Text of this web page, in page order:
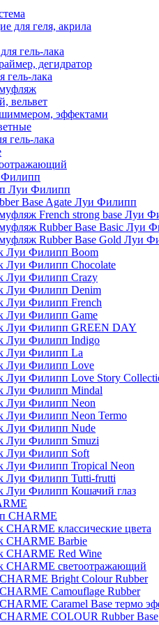
для геля, акрила
гель-лака
дегидратор
гель-лака
вельвет
эффектами
гель-лака
Филипп
Луи Филипп
Base Agate Луи Филипп
French strong base Луи
Rubber Base Basic Луи
Rubber Base Gold Луи
Луи Филипп Boom
Луи Филипп Chocolate
Луи Филипп Crazy
Луи Филипп Denim
Луи Филипп French
Луи Филипп Game
Луи Филипп GREEN DAY
Луи Филипп Indigo
Луи Филипп La
Луи Филипп Love
Луи Филипп Love Story
Луи Филипп Mindal
Луи Филипп Neon
Луи Филипп Neon Termo
Луи Филипп Nude
Луи Филипп Smuzi
Луи Филипп Soft
Луи Филипп Tropical Neon
Луи Филипп Tutti-frutti
Луи Филипп Кошачий глаз
CHARME
CHARME классические цвета
CHARME Barbie
CHARME Red Wine
CHARME светоотражающий
Bright Colour Rubber
Camouflage Rubber
Caramel Base термо
COLOUR Rubber Base